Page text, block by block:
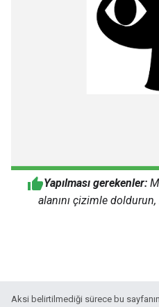
Yapılması gerekenler:
alanını çizimle
Aksi belirtilmediği sürece bu